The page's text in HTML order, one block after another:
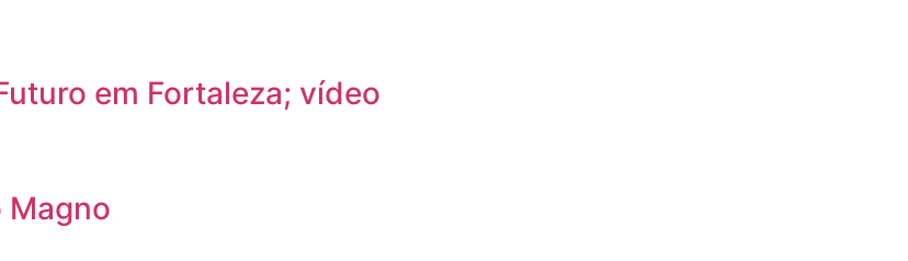
em Fortaleza; vídeo
Magno